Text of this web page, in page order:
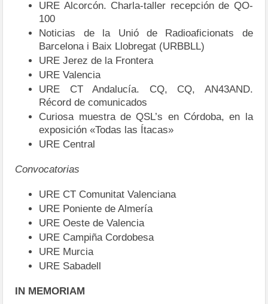
URE Alcorcón. Charla-taller recepción de QO-
100
Noticias de la Unió de Radioaficionats de
Barcelona i Baix Llobregat (URBBLL)
URE Jerez de la Frontera
URE Valencia
URE CT Andalucía. CQ, CQ, AN43AND.
Récord de comunicados
Curiosa muestra de QSL’s en Córdoba, en la
exposición «Todas las Ítacas»
URE Central
Convocatorias
URE CT Comunitat Valenciana
URE Poniente de Almería
URE Oeste de Valencia
URE Campiña Cordobesa
URE Murcia
URE Sabadell
IN MEMORIAM